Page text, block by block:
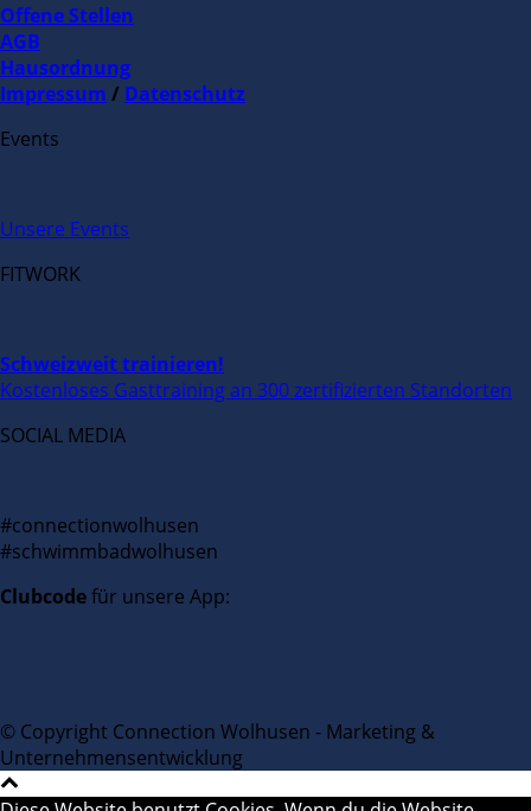
Offene Stellen
AGB
Hausordnung
Impressum / Datenschutz
Events
Unsere Events
FITWORK
Schweizweit trainieren!
Kostenloses Gasttraining an 300 zertifizierten Standorten
SOCIAL MEDIA
#connectionwolhusen
#schwimmbadwolhusen
Clubcodefür unsere App:
© Copyright Connection Wolhusen - Marketing &
Unternehmensentwicklung